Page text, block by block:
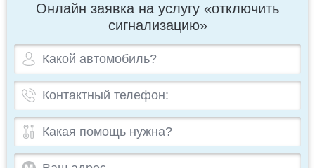
Онлайн заявка на услугу «отключить
сигнализацию»